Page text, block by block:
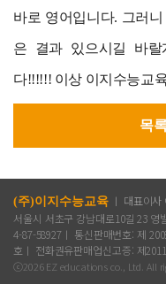
바로 영어입니다. 그러
은 결과 있으시길 바랄
다!!!!!! 이상 이지수능교
목
(주)이지수능교육 ㅣ 대표이사
서울시 서초구 강남대로10길 23
4-87-58927ㅣ 통신판매번호: 제
호ㅣ 전화권유판매업신고증: 제
ⓒ2026 EZ educations co., Ltd. All